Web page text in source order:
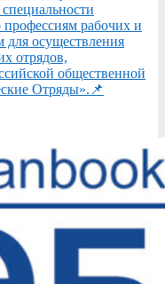
рабочих и
осуществления
отрядов,
общественной
Отряды».📌